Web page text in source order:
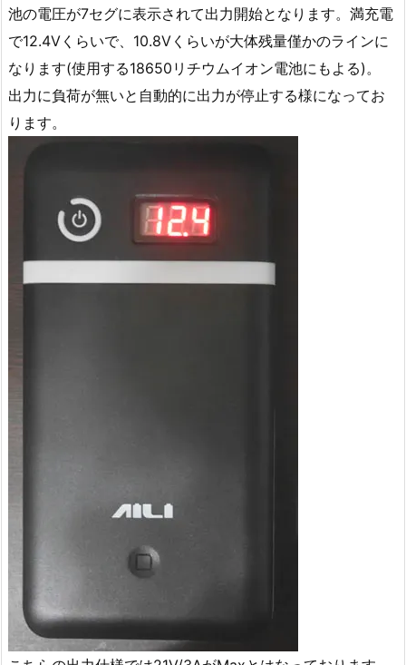
池の電圧が7セグに表示されて出力開始となります。満充電
で12.4Vくらいで、10.8Vくらいが大体残量僅かのラインに
なります(使用する18650リチウムイオン電池にもよる)。
出力に負荷が無いと自動的に出力が停止する様になってお
ります。